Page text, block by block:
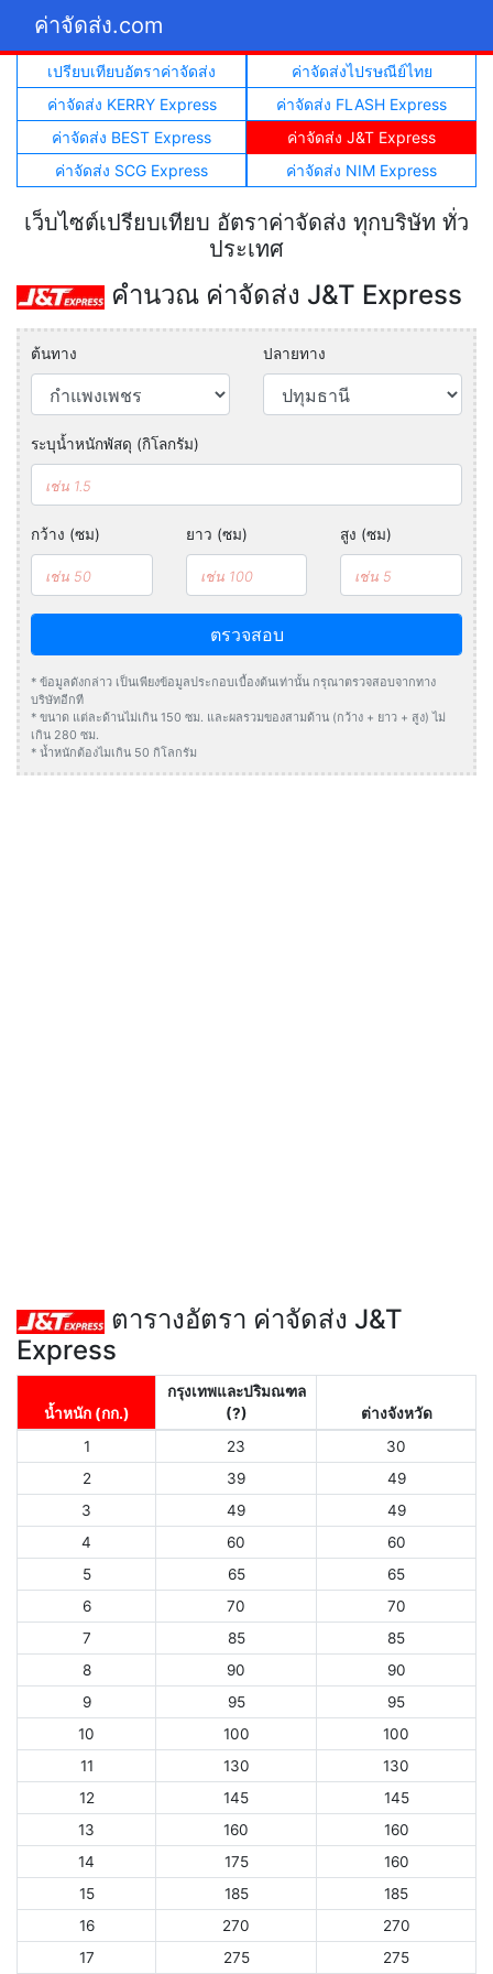
ค่าจัดส่ง.com
เปรียบเทียบอัตราค่าจัดส่ง
ค่าจัดส่งไปรษณีย์ไทย
ค่าจัดส่ง KERRY Express
ค่าจัดส่ง FLASH Express
ค่าจัดส่ง BEST Express
ค่าจัดส่ง J&T Express
ค่าจัดส่ง SCG Express
ค่าจัดส่ง NIM Express
เว็บไซต์เปรียบเทียบ อัตราค่าจัดส่ง ทุกบริษัท ทั่ว
ประเทศ
คำนวณ ค่าจัดส่ง J&T Express
ต้นทาง ปลายทาง
ระบุน้ำหนักพัสดุ (กิโลกรัม)
กว้าง (ซม) ยาว (ซม) สูง (ซม)
ตรวจสอบ
* ข้อมูลดังกล่าว เป็นเพียงข้อมูลประกอบเบื้องต้นเท่านั้น กรุณาตรวจสอบจากทาง
บริษัทอีกที
* ขนาด แต่ละด้านไม่เกิน 150 ซม. และผลรวมของสามด้าน (กว้าง + ยาว + สูง) ไม่
เกิน 280 ซม.
* น้ำหนักต้องไมเกิน 50 กิโลกรัม
ตารางอัตรา ค่าจัดส่ง J&T
Express
น้ำหนัก (กก.)
กรุงเทพและปริมณฑล
(?)
ต่างจังหวัด
1
23
30
2
39
49
3
49
49
4
60
60
5
65
65
6
70
70
7
85
85
8
90
90
9
95
95
10
100
100
11
130
130
12
145
145
13
160
160
14
175
160
15
185
185
16
270
270
17
275 275